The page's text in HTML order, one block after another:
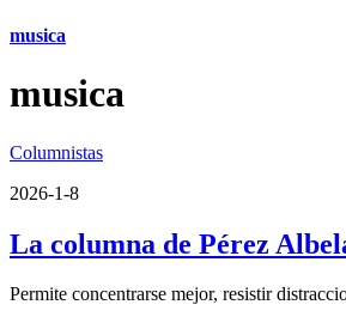
musica
musica
Columnistas
2026-1-8
La columna de Pérez
Permite concentrarse mejor, resistir